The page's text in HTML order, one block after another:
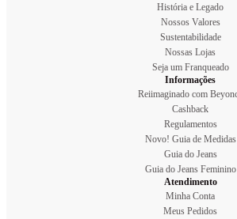
História e Legado
Nossos Valores
Sustentabilidade
Nossas Lojas
Seja um Franqueado
Informações
Reiimaginado com
Cashback
Regulamentos
Novo! Guia de Medidas
Guia do Jeans
Guia do Jeans Feminino
Atendimento
Minha Conta
Meus Pedidos